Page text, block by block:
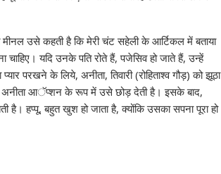
मीनल उसे कहती है कि मेरी चंट सहेली के आर्टिकल में बताया
यदि उनके पति रोते हैं, पजेसिव हो जाते हैं, उन्हें
परखने के लिये, अनीता, तिवारी (रोहिताश्व गौड़) को झूठा
अनीता आॅप्शन के रूप में उसे छोड़ देती है। इसके बाद,
हप्पू, बहुत खुश हो जाता है, क्योंकि उसका सपना पूरा हो